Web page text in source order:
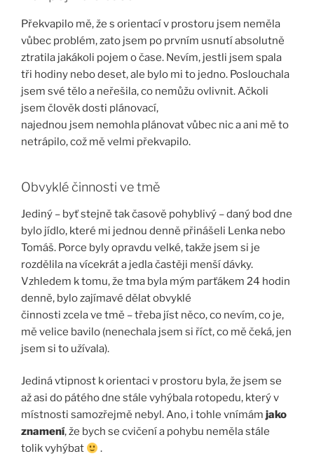
Překvapilo mě, že s orientací v prostoru jsem neměla
vůbec problém, zato jsem po prvním usnutí absolutně
ztratila jakákoli pojem o čase. Nevím, jestli jsem spala
tři hodiny nebo deset, ale bylo mi to jedno. Poslouchala
jsem své tělo a neřešila, co nemůžu ovlivnit. Ačkoli
jsem člověk dosti plánovací,
najednou jsem nemohla plánovat vůbec nic a ani mě to
netrápilo, což mě velmi překvapilo.
Obvyklé činnosti ve tmě
Jediný – byť stejně tak časově pohyblivý – daný bod dne
bylo jídlo, které mi jednou denně přinášeli Lenka nebo
Tomáš. Porce byly opravdu velké, takže jsem si je
rozdělila na vícekrát a jedla častěji menší dávky.
Vzhledem k tomu, že tma byla mým parťákem 24 hodin
denně, bylo zajímavé dělat obvyklé
činnosti zcela ve tmě – třeba jíst něco, co nevím, co je,
mě velice bavilo (nenechala jsem si říct, co mě čeká, jen
jsem si to užívala).
Jediná vtipnost k orientaci v prostoru byla, že jsem se
až asi do pátého dne stále vyhýbala rotopedu, který v
místnosti samozřejmě nebyl. Ano, i tohle vnímám jako
znamení, že bych se cvičení a pohybu neměla stále
tolik vyhýbat
.